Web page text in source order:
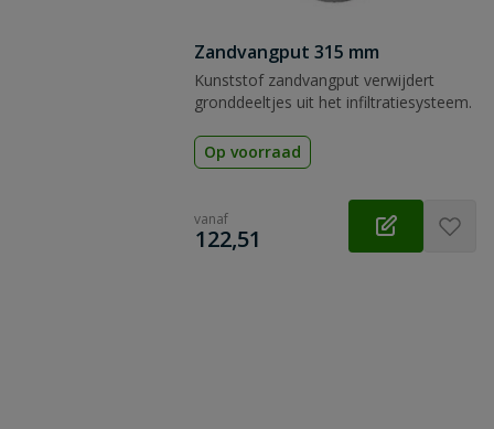
Zandvangput 315 mm
Kunststof zandvangput verwijdert
gronddeeltjes uit het infiltratiesysteem.
Op voorraad
vanaf
€
122,51